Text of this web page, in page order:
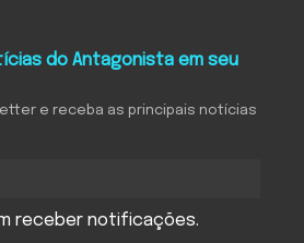
do Antagonista em seu
e receba as principais notícias
receber notificações.